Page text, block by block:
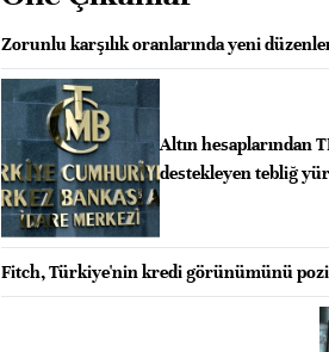
Zorunlu karşılık oranlarında yeni
Altın hesaplarından
destekleyen tebliğ
Fitch, Türkiye'nin kredi görünümünü